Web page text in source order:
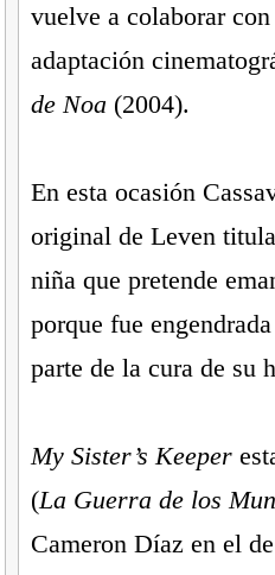
vuelve a colaborar
adaptación
de Noa (2004).
En esta ocasión
original de Leven
niña que pretende
porque fue
parte de la cura de su
My Sister’s Keeper
(La Guerra de los
Cameron Díaz en el